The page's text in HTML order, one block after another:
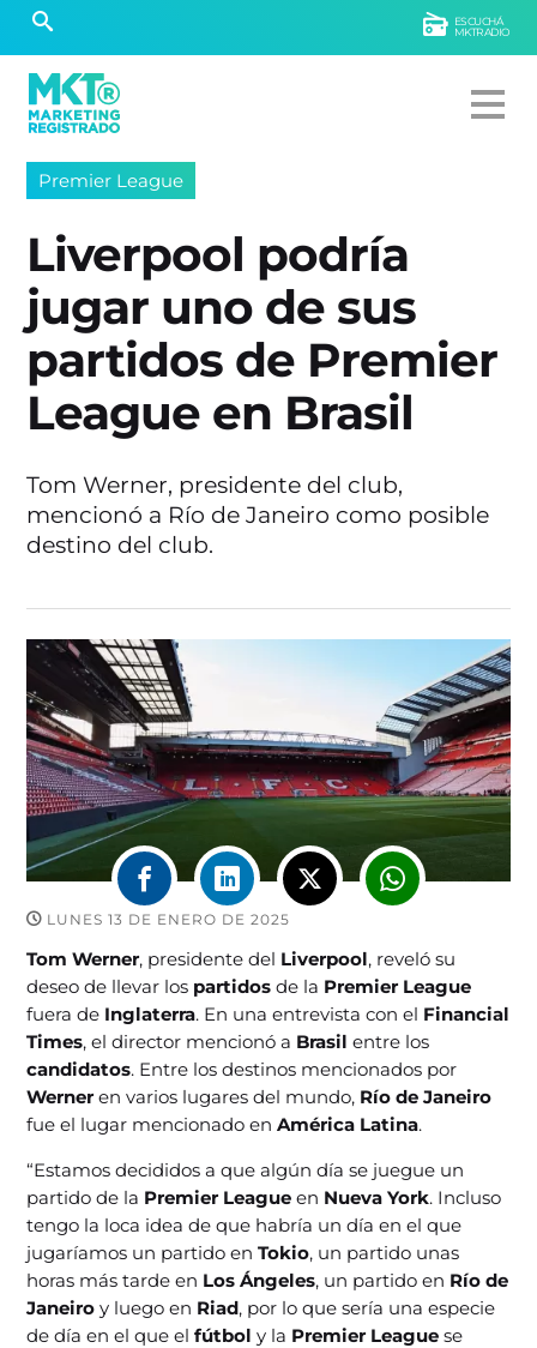
ESCUCHÁ
MKTRADIO
Premier League
Liverpool podría
jugar uno de sus
partidos de Premier
League en Brasil
Tom Werner, presidente del club,
mencionó a Río de Janeiro como posible
destino del club.
LUNES 13 DE ENERO DE 2025
Tom Werner, presidente del Liverpool, reveló su
deseo de llevar los partidosde la Premier League
fuera de Inglaterra. En una entrevista con el Financial
Times, el director mencionó a Brasilentre los
candidatos. Entre los destinos mencionados por
Werneren varios lugares del mundo, Río de Janeiro
fue el lugar mencionado enAmérica Latina.
“Estamos decididos a que algún día se juegue un
partido de la Premier Leagueen Nueva York. Incluso
tengo la loca idea de que habría un día en el que
jugaríamos un partido enTokio, un partido unas
horas más tarde en Los Ángeles, un partido en Río de
Janeiroy luego en Riad, por lo que sería una especie
de día en el que elfútboly la Premier Leaguese